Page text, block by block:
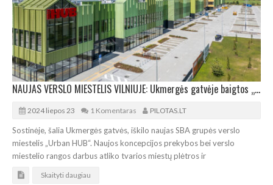
NAUJAS VERSLO MIESTELIS VILNIUJE: Ukmergės gatvėje baigtos „Urban HUB“ statybos
2024 liepos 23 1 Komentaras PILOTAS.LT
Sostinėje, šalia Ukmergės gatvės, iškilo naujas SBA grupės verslo
miestelis „Urban HUB“. Naujos koncepcijos prekybos bei verslo
miestelio rangos darbus atliko tvarios miestų plėtros ir
Skaityti daugiau